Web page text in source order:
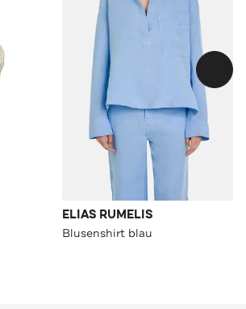
ELIAS RUMELIS
Blusenshirt blau